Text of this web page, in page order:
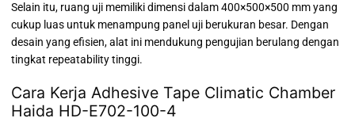
Selain itu, ruang uji memiliki dimensi dalam 400×500×500 mm yang
cukup luas untuk menampung panel uji berukuran besar. Dengan
desain yang efisien, alat ini mendukung pengujian berulang dengan
tingkat repeatability tinggi.
Cara Kerja Adhesive Tape Climatic Chamber
Haida HD-E702-100-4